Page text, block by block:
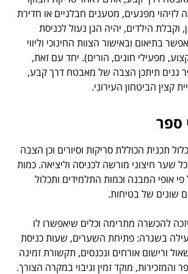
מפגעים, מטענים חבלניים או חדירת
וקבלת הילדים, יהיה הגן נעול לכניסת
בתיאום ובאישור הצוות החינוכי וליווי
מפעילי חוגים, הורים). יחד עם זאת,
גנים תיתכן הצבה של מאבטח דרך קבע,
קצין הביטחון העירוני.
ספר
תכנית הכוללת סריקות וסיורים וכן הצבה
שער חיצוני מורשה לכניסה וליציאה. כמות
אופי המבנה וכמות התלמידים ותכלול
שונים של בטיחות.
להכשרה מתרימה וכלים שיאפשרו לו
בשגרה: פתיחת השערים, שעות כניסת
ורישום אורחים ונכנסים, תקשורת זמינה
מוקד זמין וגיבוי במקרה הצורך.